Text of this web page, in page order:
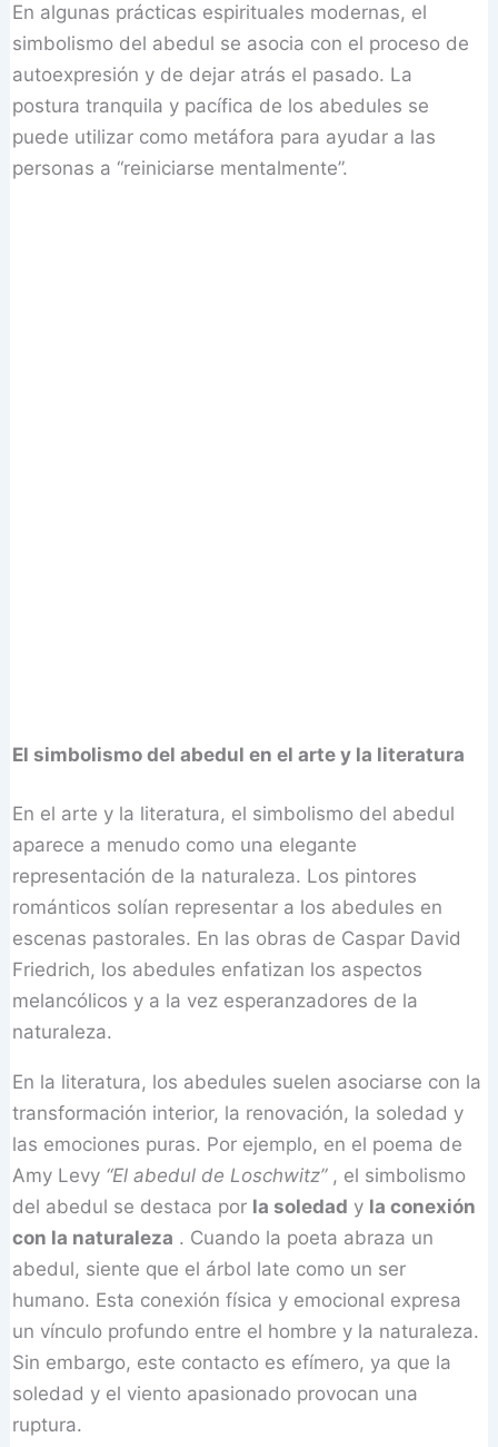
En algunas prácticas espirituales modernas, el
simbolismo del abedul se asocia con el proceso de
autoexpresión y de dejar atrás el pasado. La
postura tranquila y pacífica de los abedules se
puede utilizar como metáfora para ayudar a las
personas a “reiniciarse mentalmente”.
El simbolismo del abedul en el arte y la literatura
En el arte y la literatura, el simbolismo del abedul
aparece a menudo como una elegante
representación de la naturaleza. Los pintores
románticos solían representar a los abedules en
escenas pastorales. En las obras de Caspar David
Friedrich, los abedules enfatizan los aspectos
melancólicos y a la vez esperanzadores de la
naturaleza.
En la literatura, los abedules suelen asociarse con la
transformación interior, la renovación, la soledad y
las emociones puras. Por ejemplo, en el poema de
Amy Levy “El abedul de Loschwitz”, el simbolismo
del abedul se destaca por la soledad y la conexión
con la naturaleza . Cuando la poeta abraza un
abedul, siente que el árbol late como un ser
humano. Esta conexión física y emocional expresa
un vínculo profundo entre el hombre y la naturaleza.
Sin embargo, este contacto es efímero, ya que la
soledad y el viento apasionado provocan una
ruptura.